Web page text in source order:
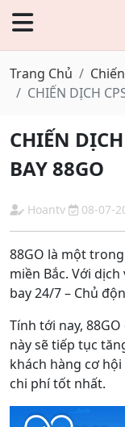
Trang Chủ
CHIẾN DỊCH
CHIẾN
BAY 88GO
Hoantv 08-07-
88GO là một
miền Bắc. Với
bay 24/7 – Chủ
Tính tới nay,
này sẽ tiếp tục
khách hàng cơ
chi phí tốt nhất.